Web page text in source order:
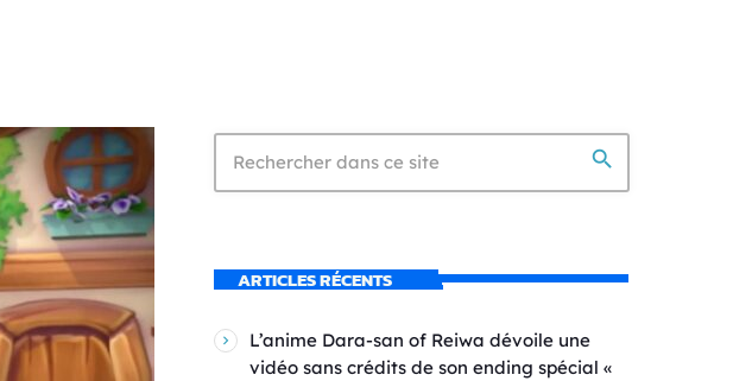
search
ARTICLES RÉCENTS
L’anime Dara-san of Reiwa dévoile une
vidéo sans crédits de son ending spécial «